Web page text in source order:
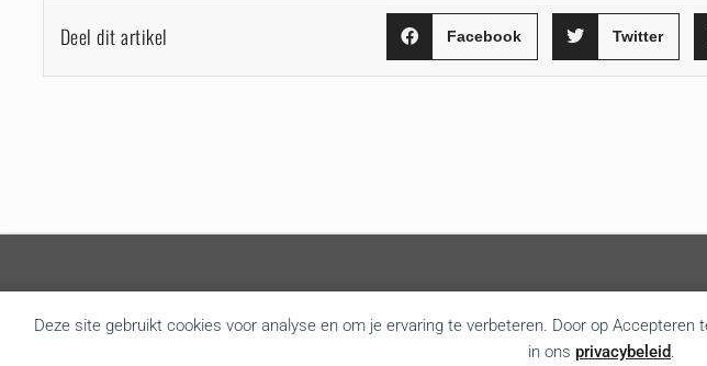
Deze site gebruikt cookies voor analyse en om je ervaring te verbeteren. Door op
in ons privacybeleid.
Deel dit artikel Facebook Twitter
Over BRU